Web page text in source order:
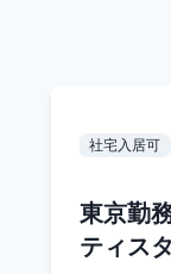
社宅入居可
東京勤
ティス